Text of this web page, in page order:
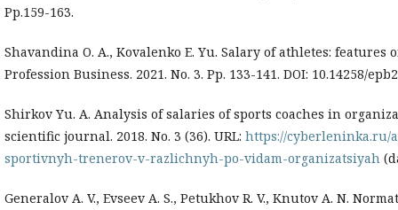
Pp.159-163.
Shavandina O. A., Kovalenko E. Yu. Salary of athletes:
Profession Business. 2021. No. 3. Pp. 133-141. DOI: 10.14258/
Shirkov Yu. A. Analysis of salaries of sports coaches in
scientific journal. 2018. No. 3 (36). URL: https://
sportivnyh-trenerov-v-razlichnyh-po-vidam-organizatsiyah
Generalov A. V., Evseev A. S., Petukhov R. V., Knutov A. N.